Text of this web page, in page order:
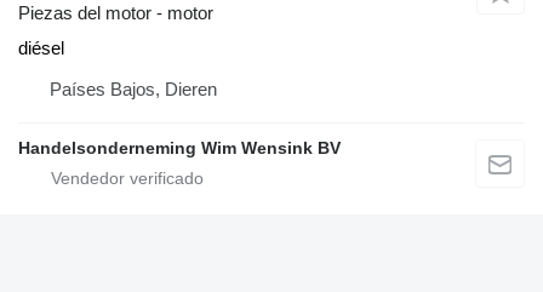
Piezas del motor - motor
diésel
Países Bajos, Dieren
Handelsonderneming Wim Wensink BV